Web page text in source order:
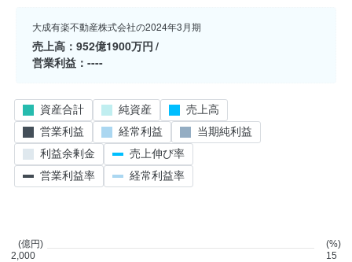
大成有楽不動産株式会社の2024年3月期
売上高
952億1900万円
営業利益
----
(億円)
2,000
(%)
15
資産合計 純資産
売上高
営業利益
経常利益
当期純利益
利益余剰金
売上伸び率
営業利益率
経常利益率